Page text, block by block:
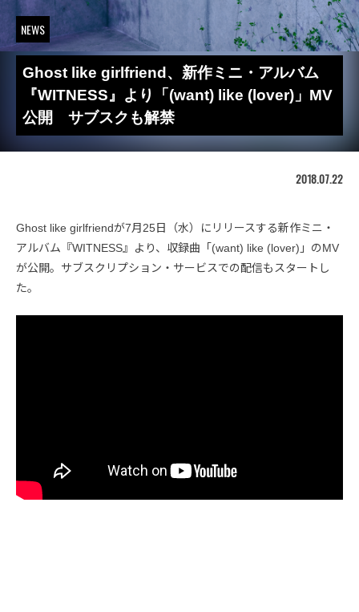
NEWS
Ghost like girlfriend、新作ミニ・アルバム
『WITNESS』より「(want) like (lover)」MV
公開 サブスクも解禁
2018.07.22
Ghost like girlfriendが7月25日（水）にリリースする新作ミニ・
アルバム『WITNESS』より、収録曲「(want) like (lover)」のMV
が公開。サブスクリプション・サービスでの配信もスタートし
た。